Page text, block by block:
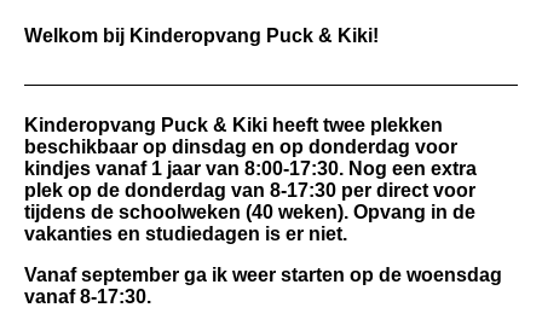
Welkom bij Kinderopvang Puck & Kiki!
Kinderopvang Puck & Kiki heeft twee plekken
beschikbaar op dinsdag en op donderdag voor
kindjes vanaf 1 jaar van 8:00-17:30. Nog een extra
plek op de donderdag van 8-17:30 per direct voor
tijdens de schoolweken (40 weken). Opvang in de
vakanties en studiedagen is er niet.
Vanaf september ga ik weer starten op de woensdag
vanaf 8-17:30.